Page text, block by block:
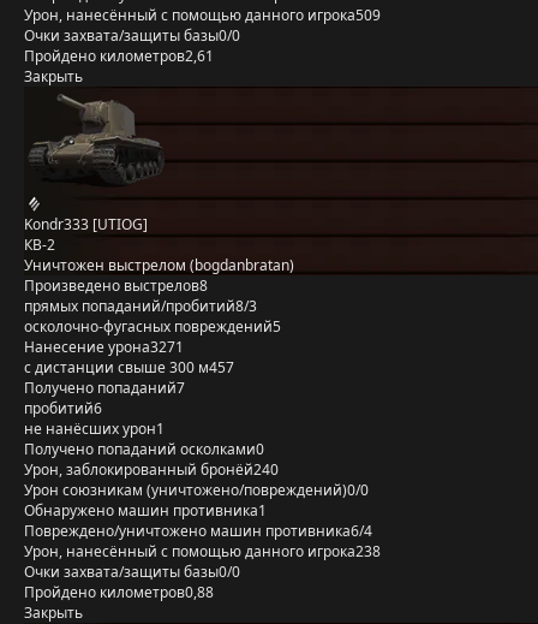
Урон, нанесённый с помощью данного игрока509
Очки захвата/защиты базы0/0
Пройдено километров2,61
Закрыть
Kondr333 [UTIOG]
КВ-2
Уничтожен выстрелом (bogdanbratan)
Произведено выстрелов8
прямых попаданий/пробитий8/3
осколочно-фугасных повреждений5
Нанесение урона3271
с дистанции свыше 300 м457
Получено попаданий7
пробитий6
не нанёсших урон1
Получено попаданий осколками0
Урон, заблокированный бронёй240
Урон союзникам (уничтожено/повреждений)0/0
Обнаружено машин противника1
Повреждено/уничтожено машин противника6/4
Урон, нанесённый с помощью данного игрока238
Очки захвата/защиты базы0/0
Пройдено километров0,88
Закрыть